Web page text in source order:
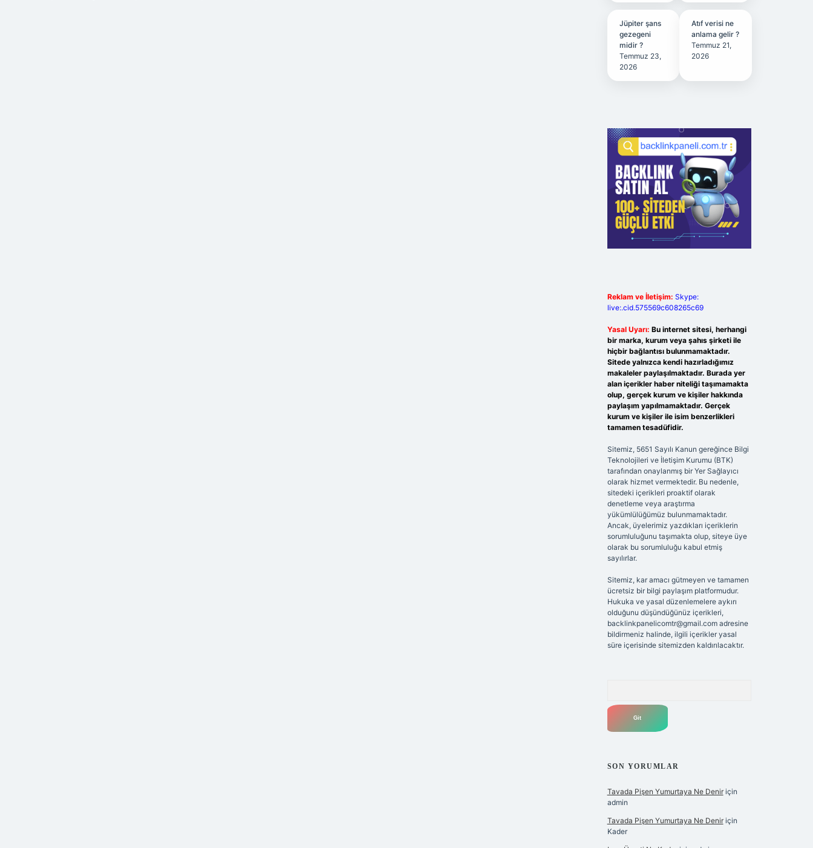
Jüpiter şans
gezegeni
midir ?
Temmuz 23,
2026
Atıf verisi ne
anlama gelir ?
Temmuz 21,
2026
Reklam ve İletişim: Skype:
live:.cid.575569c608265c69
Yasal Uyarı: Bu internet sitesi, herhangi
bir marka, kurum veya şahıs şirketi ile
hiçbir bağlantısı bulunmamaktadır.
Sitede yalnızca kendi hazırladığımız
makaleler paylaşılmaktadır. Burada yer
alan içerikler haber niteliği taşımamakta
olup, gerçek kurum ve kişiler hakkında
paylaşım yapılmamaktadır. Gerçek
kurum ve kişiler ile isim benzerlikleri
tamamen tesadüfidir.
Sitemiz, 5651 Sayılı Kanun gereğince Bilgi
Teknolojileri ve İletişim Kurumu (BTK)
tarafından onaylanmış bir Yer Sağlayıcı
olarak hizmet vermektedir. Bu nedenle,
sitedeki içerikleri proaktif olarak
denetleme veya araştırma
yükümlülüğümüz bulunmamaktadır.
Ancak, üyelerimiz yazdıkları içeriklerin
sorumluluğunu taşımakta olup, siteye üye
olarak bu sorumluluğu kabul etmiş
sayılırlar.
Sitemiz, kar amacı gütmeyen ve tamamen
ücretsiz bir bilgi paylaşım platformudur.
Hukuka ve yasal düzenlemelere aykırı
olduğunu düşündüğünüz içerikleri,
backlinkpanelicomtr@gmail.comadresine
bildirmeniz halinde, ilgili içerikler yasal
süre içerisinde sitemizden kaldırılacaktır.
SON YORUMLAR
Tavada Pişen Yumurtaya Ne Deniriçin
admin
Tavada Pişen Yumurtaya Ne Deniriçin
Kader